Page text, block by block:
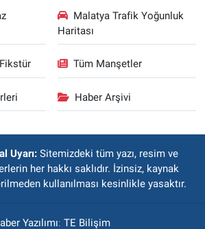
Malatya Trafik Yoğunluk
Haritası
Tüm Manşetler
Haber Arşivi
Uyarı: Sitemizdeki tüm yazı, resim ve
her hakkı saklıdır. İzinsiz, kaynak
kullanılması kesinlikle yasaktır.
Yazılımı: TE Bilişim